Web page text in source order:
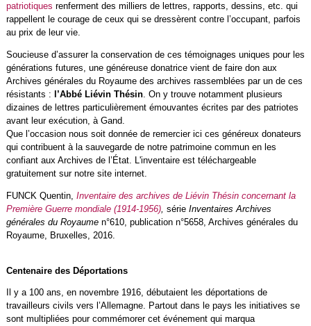
patriotiques renferment des milliers de lettres, rapports, dessins, etc. qui
rappellent le courage de ceux qui se dressèrent contre l’occupant, parfois
au prix de leur vie.
Soucieuse d’assurer la conservation de ces témoignages uniques pour les
générations futures, une généreuse donatrice vient de faire don aux
Archives générales du Royaume des archives rassemblées par un de ces
résistants : l’Abbé Liévin Thésin. On y trouve notamment plusieurs
dizaines de lettres particulièrement émouvantes écrites par des patriotes
avant leur exécution, à Gand.
Que l’occasion nous soit donnée de remercier ici ces généreux donateurs
qui contribuent à la sauvegarde de notre patrimoine commun en les
confiant aux Archives de l’État. L'inventaire est téléchargeable
gratuitement sur notre site internet.
FUNCK Quentin, Inventaire des archives de Liévin Thésin concernant la
Première Guerre mondiale (1914-1956), série Inventaires Archives
générales du Royaume n°610, publication n°5658, Archives générales du
Royaume, Bruxelles, 2016.
Centenaire des Déportations
Il y a 100 ans, en novembre 1916, débutaient les déportations de
travailleurs civils vers l’Allemagne. Partout dans le pays les initiatives se
sont multipliées pour commémorer cet événement qui marqua